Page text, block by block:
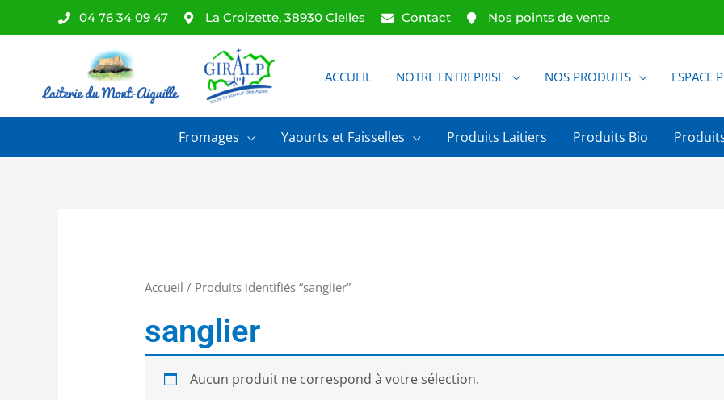
04 76 34 09 47 La Croizette, 38930 Clelles Contact Nos points de vente
ACCUEIL NOTRE ENTREPRISE NOS PRODUITS ESPACE
Fromages Yaourts et Faisselles Produits Laitiers Produits Bio
Accueil / Produits identifiés “sanglier”
sanglier
Aucun produit ne correspond à votre sélection.